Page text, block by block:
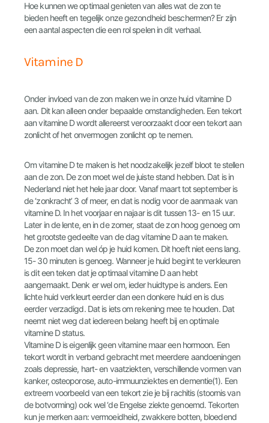
Hoe kunnen we optimaal genieten van alles wat de zon te
bieden heeft en tegelijk onze gezondheid beschermen? Er zijn
een aantal aspecten die een rol spelen in dit verhaal.
Vitamine D
Onder invloed van de zon maken we in onze huid vitamine D
aan. Dit kan alleen onder bepaalde omstandigheden. Een tekort
aan vitamine D wordt allereerst veroorzaakt door een tekort aan
zonlicht of het onvermogen zonlicht op te nemen.
Om vitamine D te maken is het noodzakelijk jezelf bloot te stellen
aan de zon. De zon moet wel de juiste stand hebben. Dat is in
Nederland niet het hele jaar door. Vanaf maart tot september is
de ‘zonkracht’ 3 of meer, en dat is nodig voor de aanmaak van
vitamine D. In het voorjaar en najaar is dit tussen 13- en 15 uur.
Later in de lente, en in de zomer, staat de zon hoog genoeg om
het grootste gedeelte van de dag vitamine D aan te maken.
De zon moet dan wel óp je huid komen. Dit hoeft niet eens lang.
15- 30 minuten is genoeg. Wanneer je huid begint te verkleuren
is dit een teken dat je optimaal vitamine D aan hebt
aangemaakt. Denk er wel om, ieder huidtype is anders. Een
lichte huid verkleurt eerder dan een donkere huid en is dus
eerder verzadigd. Dat is iets om rekening mee te houden. Dat
neemt niet weg dat iedereen belang heeft bij en optimale
vitamine D status.
Vitamine D is eigenlijk geen vitamine maar een hormoon. Een
tekort wordt in verband gebracht met meerdere aandoeningen
zoals depressie, hart- en vaatziekten, verschillende vormen van
kanker, osteoporose, auto-immuunziektes en dementie(1). Een
extreem voorbeeld van een tekort zie je bij rachitis (stoornis van
de botvorming) ook wel ‘de Engelse ziekte genoemd. Tekorten
kun je merken aan: vermoeidheid, zwakkere botten, bloedend